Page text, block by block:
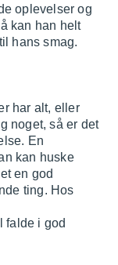
oplevelser og
kan han helt
hans smag.
har alt, eller
noget, så er det
En
kan huske
en god
ting. Hos
falde i god